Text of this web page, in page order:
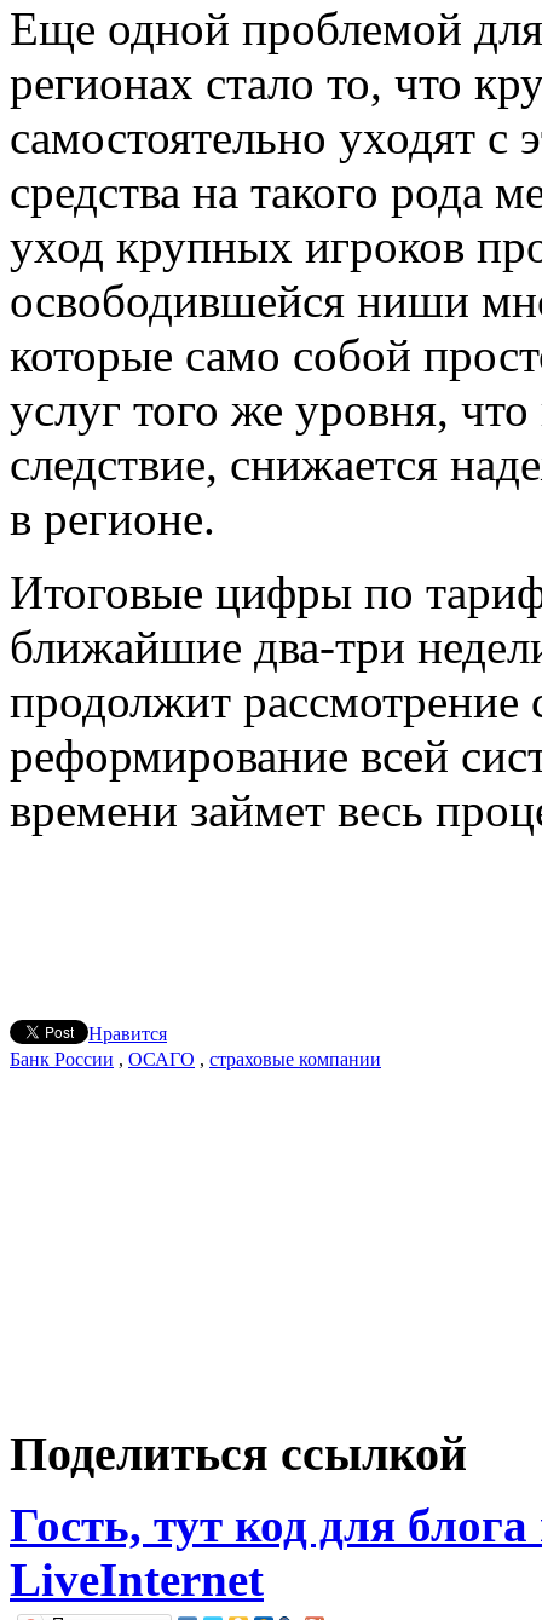
Еще одной проблемой
регионах стало то, что
самостоятельно уходят с
средства на такого рода
уход крупных игроков
освободившейся ниши
которые само собой
услуг того же уровня,
следствие, снижается
в регионе.
Итоговые цифры по
ближайшие два-три
продолжит
реформирование всей
времени займет весь
Нравится
Банк России , ОСАГО , страховые компании
Поделиться ссылкой
Гость, тут код для
LiveInternet